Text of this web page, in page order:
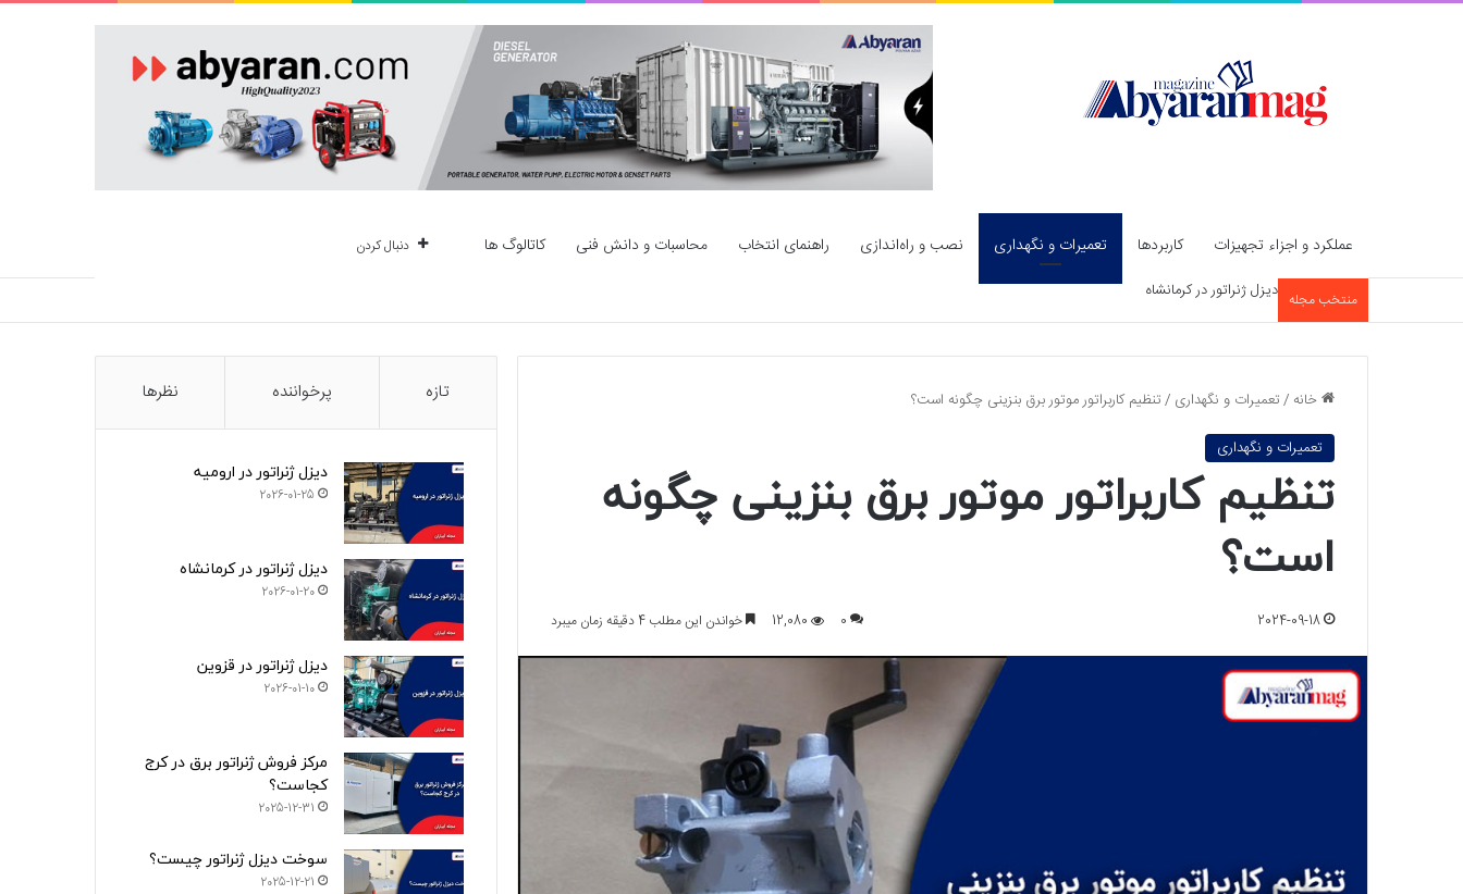
عملکرد و اجزاء تجهیزات کاربردها تعمیرات و نگهداری نصب و راه‌اندازی راهنمای انتخاب محاسبات و دانش فنی کاتالوگ ها دنبال کردن
منتخب مجله دیزل ژنراتور در کرمانشاه
خانه /تعمیرات و نگهداری /تنظیم کاربراتور موتور برق بنزینی چگونه است؟
تعمیرات و نگهداری
تنظیم کاربراتور موتور برق بنزینی چگونه
است؟
2024-09-18
0
12,080 خواندن این مطلب 4 دقیقه زمان میبرد
تازه پرخواننده نظرها
دیزل ژنراتور در ارومیه
2026-01-25
دیزل ژنراتور در کرمانشاه
2026-01-20
دیزل ژنراتور در قزوین
2026-01-10
مرکز فروش ژنراتور برق در کرج
کجاست؟
2025-12-31
سوخت دیزل ژنراتور چیست؟
2025-12-21